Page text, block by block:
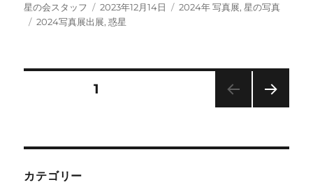
投
稿
星の会スタッフ
投
稿
2023年12月14日
カ
2024年 写真展,星の写真
タ
2024写真展出展,惑星
の
固定ページ1
カテゴリー